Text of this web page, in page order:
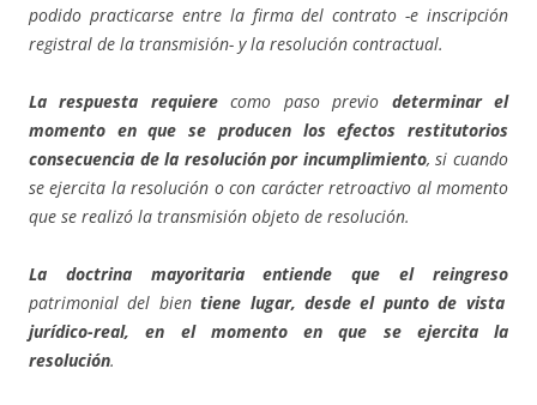
podido practicarse entre la firma del contrato -e inscripción
registral de la transmisión- y la resolución contractual.
La respuesta requierecomo paso previo determinar el
momento en que se producen los efectos restitutorios
consecuencia de la resolución por incumplimiento, si cuando
se ejercita la resolución o con carácter retroactivo al momento
que se realizó la transmisión objeto de resolución.
La doctrina mayoritaria entiende que el reingreso
patrimonial del bientiene lugar, desde el punto de vista
jurídico-real, en el momento en que se ejercita la
resolución.